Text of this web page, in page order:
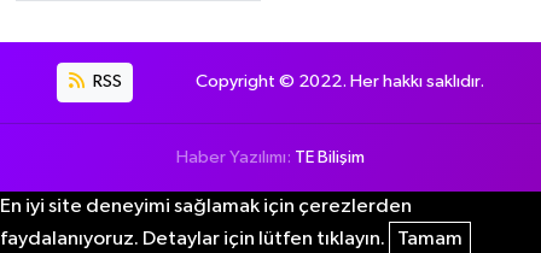
RSS Copyright © 2022. Her hakkı saklıdır.
Haber Yazılımı: TE Bilişim
En iyi site deneyimi sağlamak için çerezlerden
faydalanıyoruz. Detaylar için lütfen tıklayın.
Tamam